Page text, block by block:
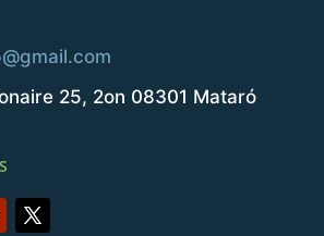
25, 2on 08301 Mataró